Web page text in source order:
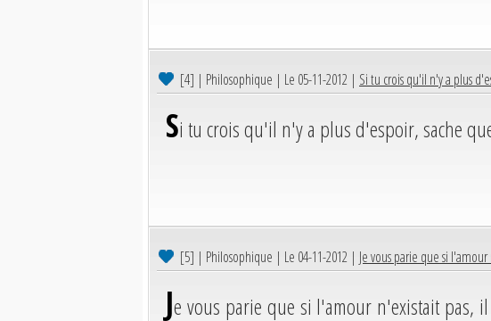
[4] | Philosophique | Le 05-11-2012 | Si tu crois qu'il n'y a plus
Si tu crois qu'il n'y a plus d'espoir, sache
[5] | Philosophique | Le 04-11-2012 | Je vous parie que si
Je vous parie que si l'amour n'existait pas,